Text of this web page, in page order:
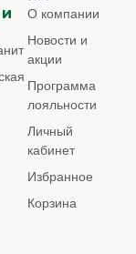
О компании
Новости и
акции
Программа
лояльности
Личный
кабинет
Избранное
Корзина